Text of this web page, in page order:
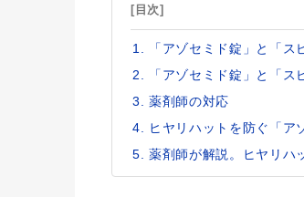
[目次]
「アゾセミド錠」と「
「アゾセミド錠」と「
薬剤師の対応
ヒヤリハットを防ぐ「ア
薬剤師が解説。ヒヤリハ